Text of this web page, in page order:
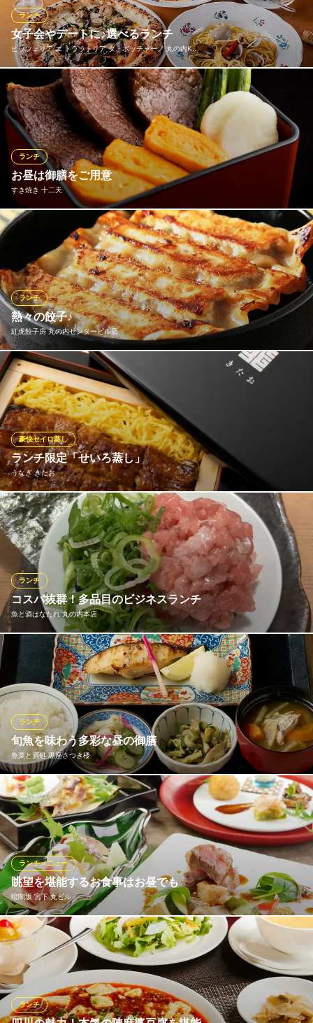
サイアムセラドン 東京
絶品 魅惑のタイ料理
ＪＲ東京駅 徒歩1分
東京都千代田区丸ノ内1-8-2 鉄鋼ビルB1
ときにもおすすめです。
おすすめランチメニュー
11:00～15:00（L.O）
1,600円～2,900円(税込)
牛ほほ肉の赤ワイン煮込み
2,500円(税込)
ワラサのムニエル ~菊芋ヴルーテ きのこのフリット~
1,900円(税込)
ランチメニューをもっと見る
eric’S by Eric Trochon
丸の内ワインビストロ
地下鉄丸ノ内線東京駅 徒歩1分
東京都千代田区丸の内1-5-1 新丸ビル5F
女子会やデートに♪選べるランチ
ピッツェリア エ トラットリア ダ・ボッチャーノ 丸の内K…
ランチ
本格イタリアンをリーズナブルに味わえると丸の内OLに大人気の
ランチ♪当店1番人気の『ボッチャーノランチ』は、全て手作りの
前菜8種、お選びいただけるピッツァまたはパスタ、本日のドルチ
ェ、ドリンクがついて1,550円(税抜)ととってもお得！さらに内容
を充実させたコースもございます。シーンに合わせてご利用くだ
さい。
ピッツェリア エ トラットリア ダ・ボッチャーノ 丸の内KIT
TE
瀬戸内イタリアン
ＪＲ東京駅丸の内南口 徒歩1分
東京都千代田区丸の内2-7-2 JPタワーKITTE5F
お昼は御膳をご用意
すき焼き 十二天
ランチ
税込1000円台から【すき焼重】や数量限定の【ハンバーグ】など
和牛をふんだん使った御膳をご用意しております。仕事のお昼休
みなどにも気軽にご利用頂けます。また、2名様よりすき焼又はし
ゃぶしゃぶがお選び頂けるランチコースもご用意可能ですので、
お昼の接待、会食、贅沢ランチなども、ぜひ当店にお任せくださ
いませ。
おすすめランチメニュー
すき焼き重
1,650円(税込)
焼きしゃぶ重
1,870円(税込)
ハンバーグステーキ
2,200円(税込)
ランチメニューをもっと見る
すき焼き 十二天
すき焼き しゃぶしゃぶ
ＪＲ東京駅 徒歩2分
東京都千代田区丸の内2-6-1 3F
熱々の餃子♪
紅虎餃子房 丸の内センタービル店
ランチ
当店の名物、熱々餃子をお昼からご堪能ください！餃子ライス定
食は税込1100円～。その他ランチ限定販売の焦がし坦々麺も人
気。丸の内センタービル内なので雨が降っていても大丈夫です！
東京駅、大手町駅からもお気軽にランチへお越しください♪
おすすめランチメニュー
油淋鶏と選べる料理のセット【A】＋【B】
海老チリセット 1,400円(税込)
餃子ライス定食
5本 1,000円(税込)
麻婆豆腐定食
並 1,050円(税込)
ランチメニューをもっと見る
紅虎餃子房 丸の内センタービル店
中国料理
ＪＲ東京駅丸の内北口 徒歩2分
東京都千代田区丸の内1-6-1 丸の内センタービルB1
ランチ限定「せいろ蒸し」
うなぎ きたお
豪快セイロ蒸し
たれご飯と鰻を錦糸卵と一緒に蒸しあげるふわふわ食感の【せい
ろ蒸し】
うなぎ きたお
東京駅 うなぎ
地下鉄東西線大手町駅 徒歩1分
東京都千代田区丸の内1-6-4 6F
コスパ抜群！多品目のビジネスランチ
魚と酒はなたれ 丸の内本店
ランチ
ランチタイムは、近隣で働くビジネスパーソンの活力となるボリ
ューム満点の定食をご提供 。日替わりのお魚定食や海鮮ばくだん
丼など、メインに加えてお刺身や小鉢、サラダがセットになった
健康的な構成です 。ご飯とお味噌汁のおかわりも無料で、午後へ
のエネルギーチャージを全力でサポートいたします
魚と酒はなたれ 丸の内本店
湘南地野菜と海鮮居酒屋
地下鉄千代田線二重橋前〈丸の内〉駅 徒歩1分
東京都千代田区丸の内2-2-1 岸本ビルヂングB1
旬魚を味わう多彩な昼の御膳
魚菜と酒処 黒座さつき楼
ランチ
香ばしい焼き魚定食や鮮度抜群の海鮮丼、サクサクのアジフライ
定食など多彩なランチをご用意。旬の魚の旨みを気軽に楽しめ
る、黒座ならではの味わいを。旬の魚を活かした黒座ならではの
味わいを、ぜひ気軽にお楽しみください。
おすすめランチメニュー
お刺身盛合わせと天ぷら御膳
2,650円(税込)
宇和島鯛めし御膳
1,800円(税込)
金目鯛の煮つけ御膳
ランチメニューをもっと見る
眺望を堪能するお食事はお昼でも
暗闇坂 宮下 丸ビル
ランチメニュー
宮下の会席を味やクオリティーはそのままに、お昼のお食事向に
凝縮してご用意。 少し贅沢なランチに、ゲストをお招きする大切
なお食事やご接待に、 平日限定のお得な「ランチ会席」や、旬の
食材を贅沢につかい丹精込めた「昼会席みやした」、「宮下膳」
等、シーンに合わせてお選びください。
ランチ